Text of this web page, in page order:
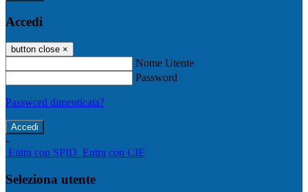
Accedi
button close ×
Nome Utente
Password
Password dimenticata?
-
Entra con SPID Entra con CIE
Seleziona utente